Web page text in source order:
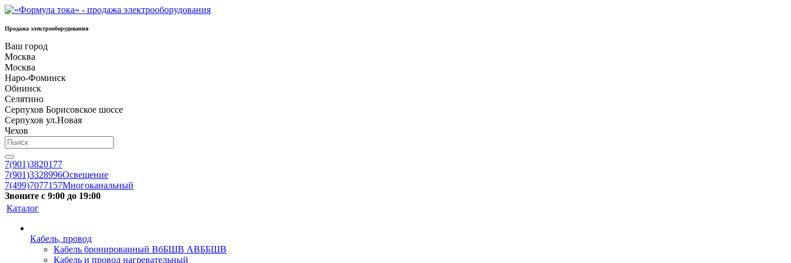
Продажа электрооборудования
Ваш город
Москва
Москва
Наро-Фоминск
Обнинск
Селятино
Серпухов Борисовское шоссе
Серпухов ул.Новая
Чехов
7(901)3820177
7(901)3328996Освещение
7(499)7077157Многоканальный
Звоните с 9:00 до 19:00
Каталог
Кабель, провод
Кабель бронированный ВбБШВ АВББШВ
Кабель и провод нагревательный